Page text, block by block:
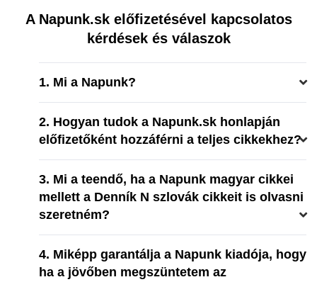
A Napunk.sk előfizetésével kapcsolatos
kérdések és válaszok
1. Mi a Napunk?
2. Hogyan tudok a Napunk.sk honlapján
előfizetőként hozzáférni a teljes cikkekhez?
3. Mi a teendő, ha a Napunk magyar cikkei
mellett a Denník N szlovák cikkeit is olvasni
szeretném?
4. Miképp garantálja a Napunk kiadója, hogy
ha a jövőben megszüntetem az